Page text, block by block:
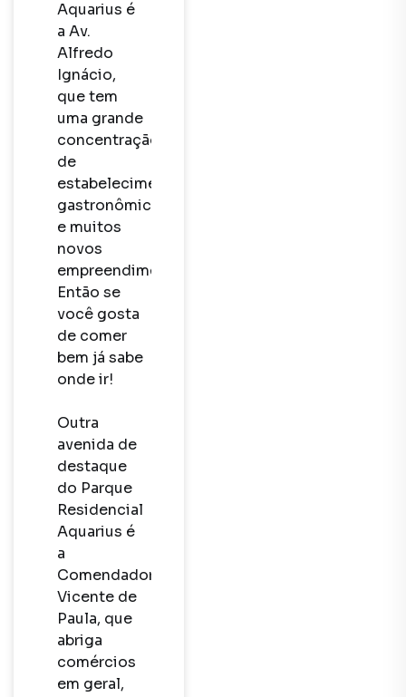
Aquarius é
a Av.
Alfredo
Ignácio,
que tem
uma grande
concentração
de
estabelecimentos
gastronômicos
e muitos
novos
empreendimentos.
Então se
você gosta
de comer
bem já sabe
onde ir!
Outra
avenida de
destaque
do Parque
Residencial
Aquarius é
a
Comendador
Vicente de
Paula, que
abriga
comércios
em geral,